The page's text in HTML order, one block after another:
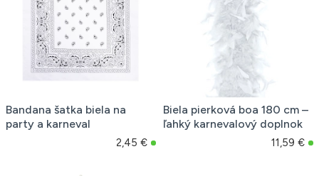
Bandana šatka biela na
party a karneval
2,45 €
Biela pierková boa 180 cm –
ľahký karnevalový doplnok
11,59 €